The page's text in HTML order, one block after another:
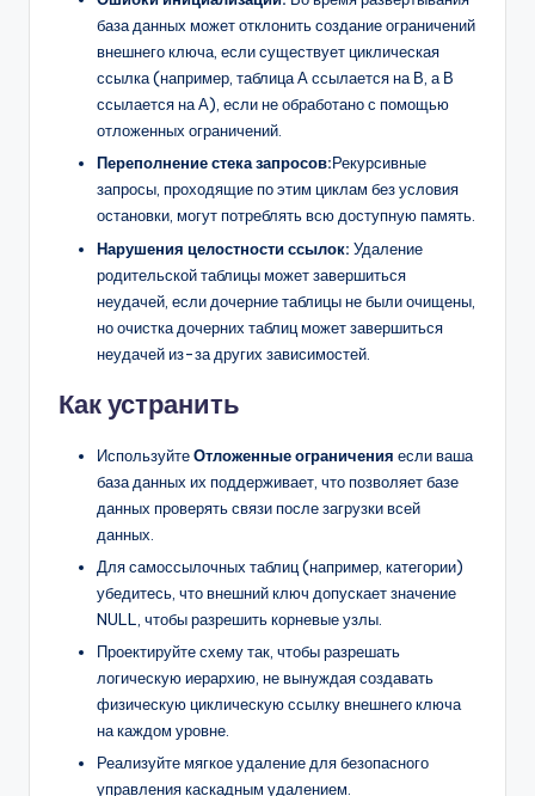
база данных может отклонить создание ограничений
внешнего ключа, если существует циклическая
ссылка (например, таблица А ссылается на В, а В
ссылается на А), если не обработано с помощью
отложенных ограничений.
Переполнение стека запросов:Рекурсивные
запросы, проходящие по этим циклам без условия
остановки, могут потреблять всю доступную память.
Нарушения целостности ссылок: Удаление
родительской таблицы может завершиться
неудачей, если дочерние таблицы не были очищены,
но очистка дочерних таблиц может завершиться
неудачей из-за других зависимостей.
Как устранить
ИспользуйтеОтложенные ограничения если ваша
база данных их поддерживает, что позволяет базе
данных проверять связи после загрузки всей
данных.
Для самоссылочных таблиц (например, категории)
убедитесь, что внешний ключ допускает значение
NULL, чтобы разрешить корневые узлы.
Проектируйте схему так, чтобы разрешать
логическую иерархию, не вынуждая создавать
физическую циклическую ссылку внешнего ключа
на каждом уровне.
Реализуйте мягкое удаление для безопасного
управления каскадным удалением.